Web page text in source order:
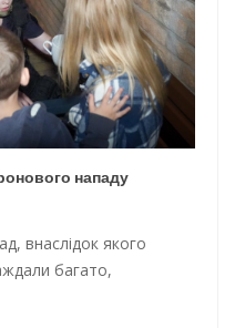
нападу
внаслідок якого
багато,